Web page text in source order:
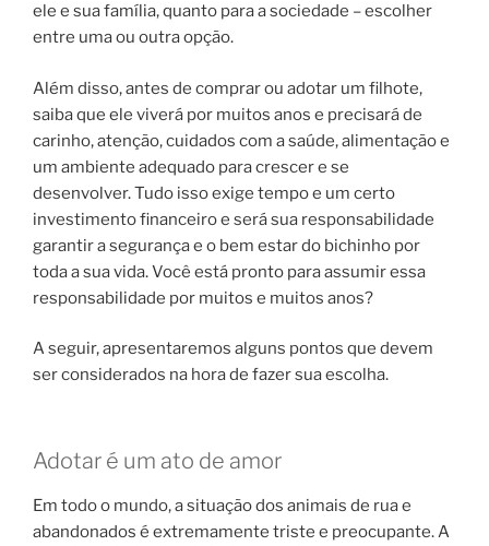
ele e sua família, quanto para a sociedade – escolher
entre uma ou outra opção.
Além disso, antes de comprar ou adotar um filhote,
saiba que ele viverá por muitos anos e precisará de
carinho, atenção, cuidados com a saúde, alimentação e
um ambiente adequado para crescer e se
desenvolver. Tudo isso exige tempo e um certo
investimento financeiro e será sua responsabilidade
garantir a segurança e o bem estar do bichinho por
toda a sua vida. Você está pronto para assumir essa
responsabilidade por muitos e muitos anos?
A seguir, apresentaremos alguns pontos que devem
ser considerados na hora de fazer sua escolha.
Adotar é um ato de amor
Em todo o mundo, a situação dos animais de rua e
abandonados é extremamente triste e preocupante. A